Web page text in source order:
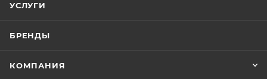
УСЛУГИ
БРЕНДЫ
КОМПАНИЯ